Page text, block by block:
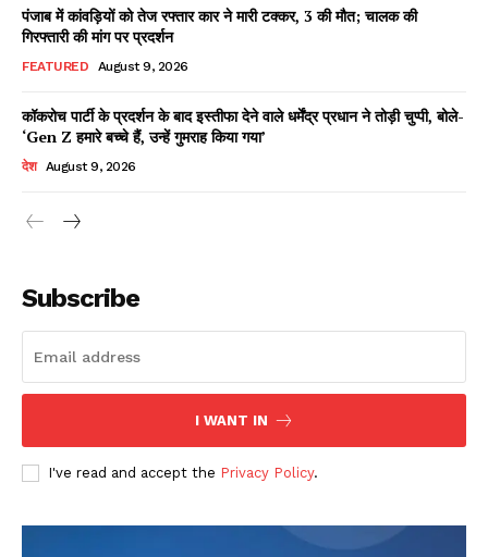
Facebook
X WhatsApp
Share
Read Latest News on AIN
पंजाब में कांवड़ियों को तेज रफ्तार कार ने मारी टक्कर, 3 की मौत; चालक की
गिरफ्तारी की मांग पर प्रदर्शन
FEATURED August 9, 2026
कॉकरोच पार्टी के प्रदर्शन के बाद इस्तीफा देने वाले धर्मेंद्र प्रधान ने तोड़ी चुप्पी, बोले-
‘Gen Z हमारे बच्चे हैं, उन्हें गुमराह किया गया’
देश August 9, 2026
Subscribe
I WANT IN
I've read and accept the Privacy Policy.